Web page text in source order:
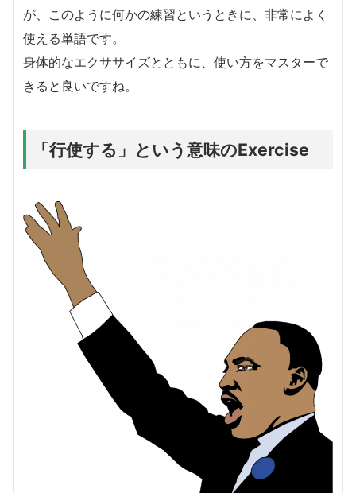
が、このように何かの練習というときに、非常によく
使える単語です。
身体的なエクササイズとともに、使い方をマスターで
きると良いですね。
「行使する」という意味のExercise